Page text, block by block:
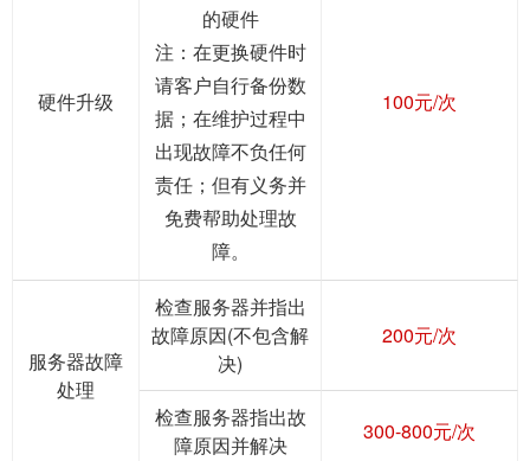
硬件升级
的硬件
注：在更换硬件时
请客户自行备份数
据；在维护过程中
出现故障不负任何
责任；但有义务并
免费帮助处理故
障。
100元/次
服务器故障
处理
检查服务器并指出
故障原因(不包含解
决)
200元/次
检查服务器指出故
障原因并解决
300-800元/次